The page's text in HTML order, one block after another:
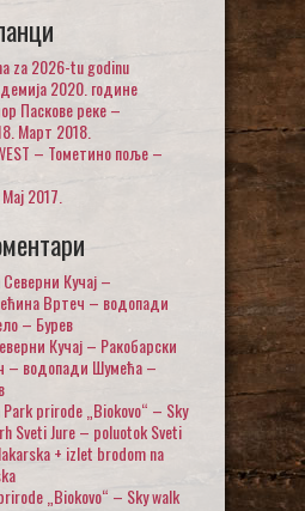
za 2026-tu godinu
2020. године
Паскове реке –
Март 2018.
– Тометино поље –
2017.
Северни Кучај –
Вртеч – водопади
– Бурев
Кучај – Ракобарски
– водопади Шумећа –
Park prirode „Biokovo“ – Sky
Sveti Jure – poluotok Sveti
+ izlet brodom na
„Biokovo“ – Sky walk